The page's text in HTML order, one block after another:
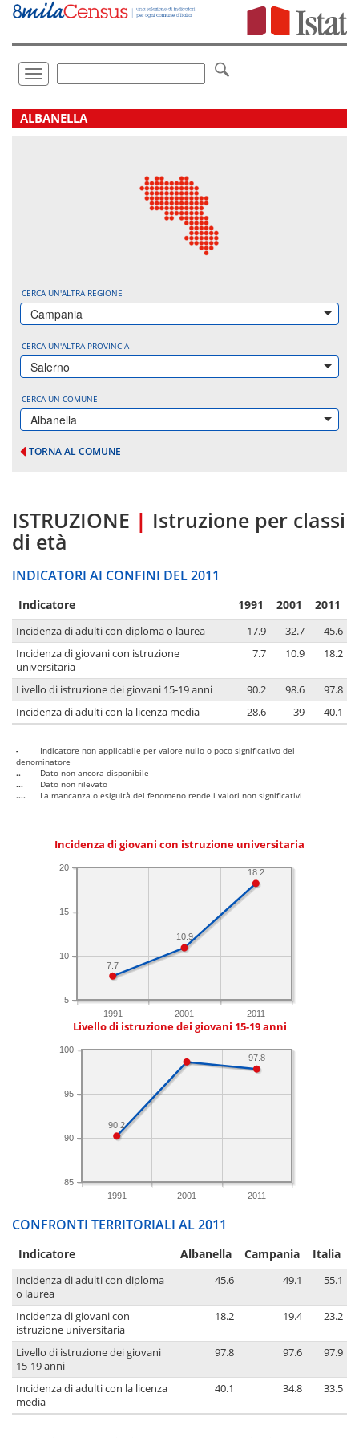
Vai
direttamente
Toggle
navigation
.
ALBANELLA
CERCA UN'ALTRA REGIONE
Campania
CERCA UN'ALTRA PROVINCIA
Salerno
CERCA UN COMUNE
Albanella
TORNA AL COMUNE
ISTRUZIONE | Istruzione per classi
di età
INDICATORI AI CONFINI DEL 2011
Indicatore 1991 2001 2011
Incidenza di adulti con diploma o laurea 17.9 32.7
45.6
Incidenza di giovani con istruzione
universitaria
7.7 10.9 18.2
Livello di istruzione dei giovani 15-19 anni 90.2 98.6
97.8
Incidenza di adulti con la licenza media
28.6 39 40.1
-
Indicatore non applicabile per valore nullo o poco significativo del
denominatore
..
Dato non ancora disponibile
...
Dato non rilevato
....
La mancanza o esiguità del fenomeno rende i valori non significativi
Incidenza di giovani con istruzione universitaria
1991 2001 2011
5
10
15
20
18.2
10.9
7.7
Livello di istruzione dei giovani 15-19 anni
1991 2001 2011
85
90
95
100
97.8
90.2
CONFRONTI TERRITORIALI AL 2011
Indicatore Albanella Campania Italia
Incidenza di adulti con diploma
o laurea
45.6 49.1 55.1
Incidenza di giovani con
istruzione universitaria
18.2 19.4 23.2
Livello di istruzione dei giovani
15-19 anni
97.8 97.6 97.9
Incidenza di adulti con la licenza
media
40.1 34.8 33.5